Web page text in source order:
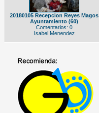
20180105 Recepcion Reyes Magos
Ayuntamiento (60)
Comentarios: 0
Isabel Menendez